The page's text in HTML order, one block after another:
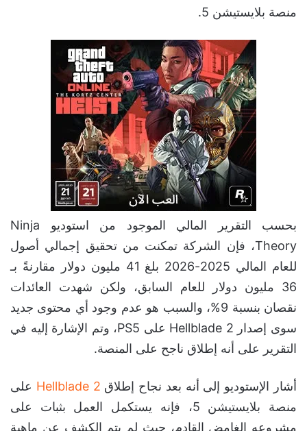
منصة بلايستيشن 5.
بحسب التقرير المالي الموجود من استوديو Ninja
Theory، فإن الشركة تمكنت من تحقيق إجمالي أصول
للعام المالي 2025-2026 بلغ 41 مليون دولار مقارنةً بـ
36 مليون دولار للعام السابق، ولكن شهدت العائدات
نقصان بنسبة 9%، والسبب هو عدم وجود أي محتوى جديد
سوى إصدار Hellblade 2 على PS5، وتم الإشارة إليه في
التقرير على أنه إطلاق ناجح على المنصة.
أشار الإستوديو إلى أنه بعد نجاح إطلاق Hellblade 2 على
منصة بلايستيشن 5، فإنه يستكمل العمل بثبات على
مشروعه الغامض القادم، حيث لم يتم الكشف عن ماهية